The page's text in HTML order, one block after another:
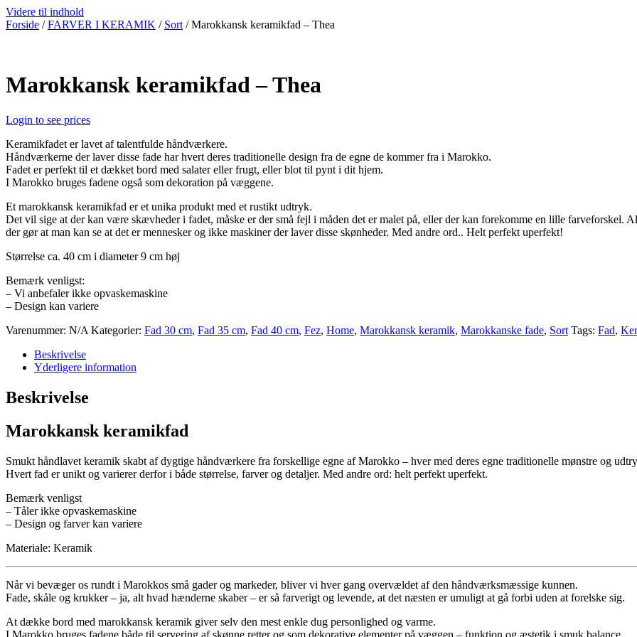
Videre til indhold
Forside /FARVER I KERAMIK / Sort / Marokkansk keramikfad – Thea
Marokkansk keramikfad – Thea
Login to see prices
Keramikfadet er lavet af talentfulde håndværkere.
Håndværkerne der laver disse fade har hvert deres traditionelle design fra de egne de kommer fra i Marokko.
Fadet er perfekt til et dækket bord med salater eller frugt, eller blot til pynt i dit hjem.
I Marokko bruges fadene også som dekoration på væggene.
Et marokkansk keramikfad er et unika produkt med et rustikt udtryk.
Det vil sige at der kan være skævheder i fadet, måske er der små fejl i måden det er malet på, eller der kan forekomme en lille farveforskel.
der gør at man kan se at det er mennesker og ikke maskiner der laver disse skønheder. Med andre ord.. Helt perfekt uperfekt!
Størrelse ca. 40 cm i diameter 9 cm høj
Bemærk venligst:
– Vi anbefaler ikke opvaskemaskine
– Design kan variere
Varenummer: N/A Kategorier: Fad 30 cm, Fad 35 cm, Fad 40 cm, Fez, Home, Marokkansk keramik, Marokkanske fade, Sort Tags: Fad,
Beskrivelse
Yderligere information
Beskrivelse
Marokkansk keramikfad
Smukt håndlavet keramik skabt af dygtige håndværkere fra forskellige egne af Marokko – hver med deres egne traditionelle mønstre og
Hvert fad er unikt og varierer derfor i både størrelse, farver og detaljer. Med andre ord: helt perfekt uperfekt.
Bemærk venligst
– Tåler ikke opvaskemaskine
– Design og farver kan variere
Materiale: Keramik
Når vi bevæger os rundt i Marokkos små gader og markeder, bliver vi hver gang overvældet af den håndværksmæssige kunnen.
Fade, skåle og krukker – ja, alt hvad hænderne skaber – er så farverigt og levende, at det næsten er umuligt at gå forbi uden at forelske sig.
At dække bord med marokkansk keramik giver selv den mest enkle dug personlighed og varme.
I Marokko bruges fadene både til servering af skønne retter og som dekorative elementer på væggen – funktion og æstetik i smuk balance.